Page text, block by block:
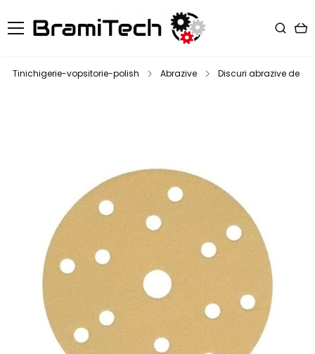
Tinichigerie-vopsitorie-polish Abrazive Discuri abrazive de